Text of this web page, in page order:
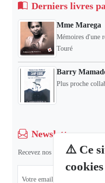
⚠️ Ce
cookies
Derniers livres
Mme Marega
Mémoires d'une
Touré
Barry
Plus proche
Newsletter
Recevez nos dernières